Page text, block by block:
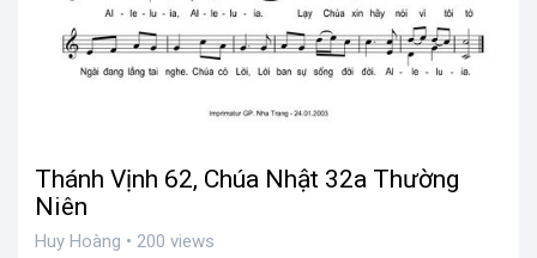
Thánh Vịnh 62, Chúa Nhật 32a Thường
Niên
Huy Hoàng • 200 views